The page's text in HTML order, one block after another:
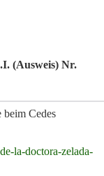
(Ausweis) Nr.
beim Cedes
la-doctora-zelada-